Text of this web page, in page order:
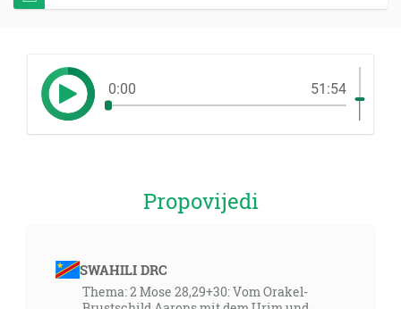
0:00 51:54
Propovijedi
SWAHILI DRC
Thema: 2 Mose 28,29+30: Vom Orakel-